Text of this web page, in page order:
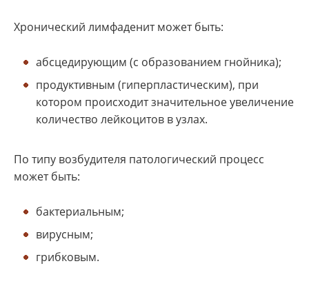
Хронический лимфаденит может быть:
абсцедирующим (с образованием гнойника);
продуктивным (гиперпластическим), при
котором происходит значительное увеличение
количество лейкоцитов в узлах.
По типу возбудителя патологический процесс
может быть:
бактериальным;
вирусным;
грибковым.